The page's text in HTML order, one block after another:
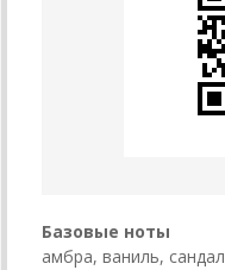
Базовые ноты
амбра, ваниль, сандал